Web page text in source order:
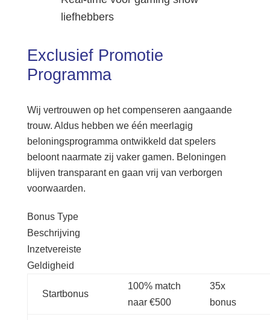
liefhebbers
Exclusief Promotie
Programma
Wij vertrouwen op het compenseren aangaande
trouw. Aldus hebben we één meerlagig
beloningsprogramma ontwikkeld dat spelers
beloont naarmate zij vaker gamen. Beloningen
blijven transparant en gaan vrij van verborgen
voorwaarden.
Bonus Type
Beschrijving
Inzetvereiste
Geldigheid
Startbonus
100% match
naar €500
35x
bonus